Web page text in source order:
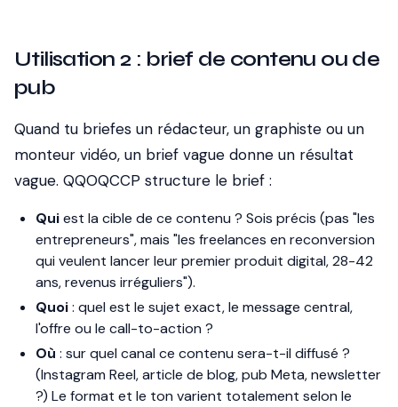
Utilisation 2 : brief de contenu ou de
pub
Quand tu briefes un rédacteur, un graphiste ou un
monteur vidéo, un brief vague donne un résultat
vague. QQOQCCP structure le brief :
Quiest la cible de ce contenu ? Sois précis (pas "les
entrepreneurs", mais "les freelances en reconversion
qui veulent lancer leur premier produit digital, 28-42
ans, revenus irréguliers").
Quoi: quel est le sujet exact, le message central,
l'offre ou le call-to-action ?
Où : sur quel canal ce contenu sera-t-il diffusé ?
(Instagram Reel, article de blog, pub Meta, newsletter
?) Le format et le ton varient totalement selon le